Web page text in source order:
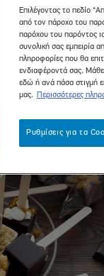
Επιλέγοντας το πεδίο
από τον πάροχο του
παρόχου του παρόντος
συνολική σας εμπειρία
πληροφορίες που θα
ενδιαφέροντά σας.
εδώ ή ανά πάσα στιγμή
μας.
Περισσότερες
Ρυθμίσεις για τα